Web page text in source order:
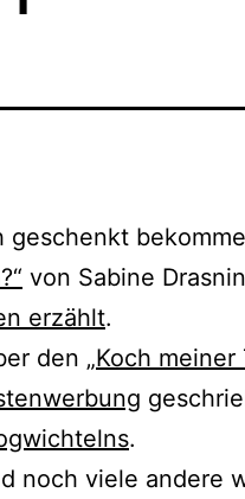
von Sabine
erzählt.
den „Koch mei­ner
.
noch vie­le ande­re